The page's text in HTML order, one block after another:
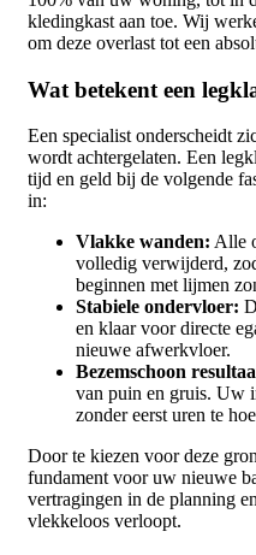
kledingkast aan toe. Wij
om deze overlast tot een
Wat betekent een
Een specialist onderscheidt
wordt achtergelaten. Een
tijd en geld bij de volgende
in:
Vlakke wanden: Alle
volledig verwijderd,
beginnen met lijmen
Stabiele ondervloer:
en klaar voor directe
nieuwe afwerkvloer.
Bezemschoon
van puin en gruis. Uw
zonder eerst uren te
Door te kiezen voor deze
fundament voor uw nieuwe
vertragingen in de planning
vlekkeloos verloopt.